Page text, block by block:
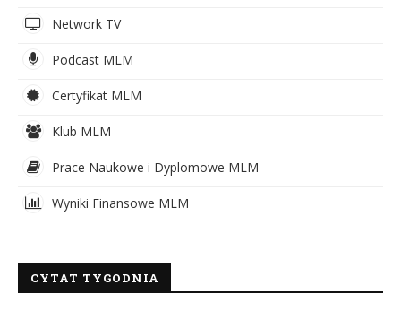
Network TV
Podcast MLM
Certyfikat MLM
Klub MLM
Prace Naukowe i Dyplomowe MLM
Wyniki Finansowe MLM
CYTAT TYGODNIA